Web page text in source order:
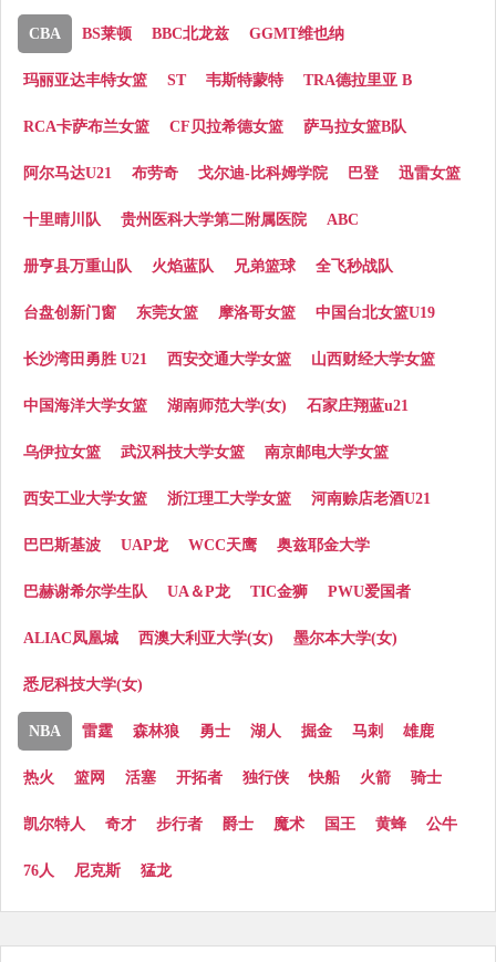
CBA BS莱顿 BBC北龙兹 GGMT维也纳
玛丽亚达丰特女篮 ST 韦斯特蒙特 TRA德拉里亚 B
RCA卡萨布兰女篮 CF贝拉希德女篮 萨马拉女篮B队
阿尔马达U21 布劳奇 戈尔迪-比科姆学院 巴登 迅雷女篮
十里晴川队 贵州医科大学第二附属医院 ABC
册亨县万重山队 火焰蓝队 兄弟篮球 全飞秒战队
台盘创新门窗 东莞女篮 摩洛哥女篮 中国台北女篮U19
长沙湾田勇胜 U21 西安交通大学女篮 山西财经大学女篮
中国海洋大学女篮 湖南师范大学(女) 石家庄翔蓝u21
乌伊拉女篮 武汉科技大学女篮 南京邮电大学女篮
西安工业大学女篮 浙江理工大学女篮 河南赊店老酒U21
巴巴斯基波 UAP龙 WCC天鹰 奥兹耶金大学
巴赫谢希尔学生队 UA＆P龙 TIC金狮 PWU爱国者
ALIAC凤凰城 西澳大利亚大学(女) 墨尔本大学(女)
悉尼科技大学(女)
NBA 雷霆 森林狼 勇士 湖人 掘金 马刺 雄鹿
热火 篮网 活塞 开拓者 独行侠 快船 火箭 骑士
凯尔特人 奇才 步行者 爵士 魔术 国王 黄蜂 公牛
76人 尼克斯 猛龙